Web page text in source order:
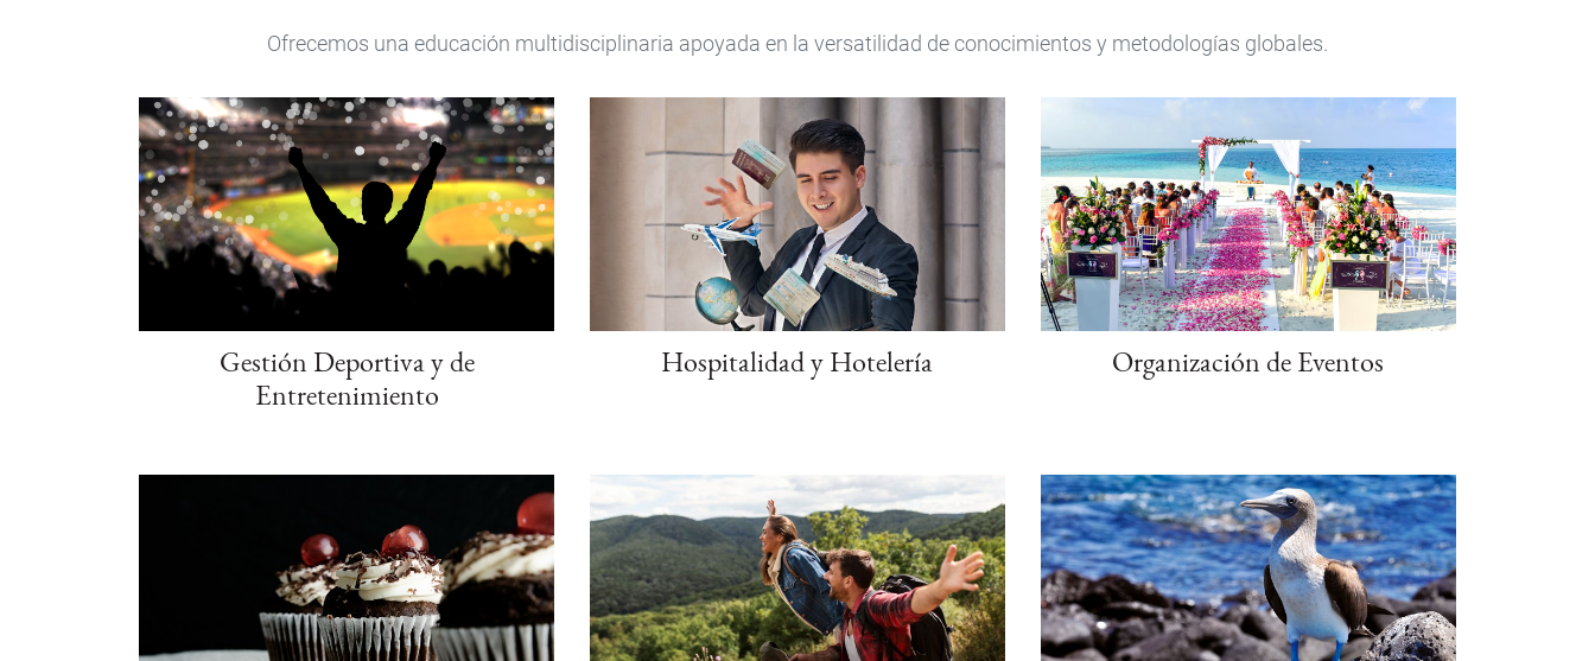
Ofrecemos una educación multidisciplinaria apoyada en la versatilidad de conocimientos y metodologías globales.
Gestión Deportiva y de
Entretenimiento
Hospitalidad y Hotelería Organización de Eventos